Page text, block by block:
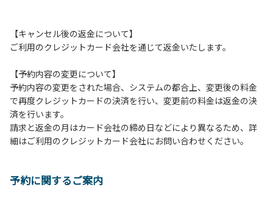
の間車輌移動はご遠慮ください。
１２．レンタル品は管理棟に返却してください。
宿泊可能なサイトは除く）
１４．キャンプ場内に喫煙所はございません。他のお客様の
ご迷惑にならないようにご配慮願います。
【当キャンプ場での禁止事項】
１．花火（手持ちや打ち上げなど全て）。
３．硬いボールでの球技。（野球、キャッチボール・サッカ
【キャンセル後の返金について】
ご利用のクレジットカード会社を通じて返金いたします。
【予約内容の変更について】
予約内容の変更をされた場合、システムの都合上、変更後の料金
で再度クレジットカードの決済を行い、変更前の料金は返金の決
済を行います。
請求と返金の月はカード会社の締め日などにより異なるため、詳
細はご利用のクレジットカード会社にお問い合わせください。
予約に関するご案内